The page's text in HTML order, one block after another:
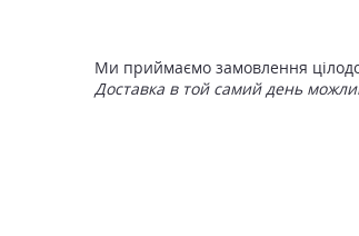
Ми приймаємо замовлення
Доставка в той самий день